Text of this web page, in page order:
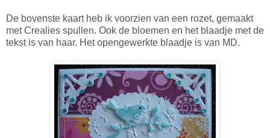
De bovenste kaart heb ik voorzien van een rozet, gemaakt
met Crealies spullen. Ook de bloemen en het blaadje met de
tekst is van haar. Het opengewerkte blaadje is van MD.